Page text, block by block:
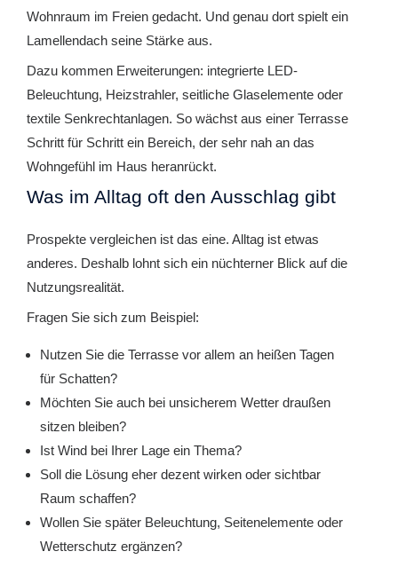
Wohnraum im Freien gedacht. Und genau dort spielt ein
Lamellendach seine Stärke aus.
Dazu kommen Erweiterungen: integrierte LED-
Beleuchtung, Heizstrahler, seitliche Glaselemente oder
textile Senkrechtanlagen. So wächst aus einer Terrasse
Schritt für Schritt ein Bereich, der sehr nah an das
Wohngefühl im Haus heranrückt.
Was im Alltag oft den Ausschlag gibt
Prospekte vergleichen ist das eine. Alltag ist etwas
anderes. Deshalb lohnt sich ein nüchterner Blick auf die
Nutzungsrealität.
Fragen Sie sich zum Beispiel:
Nutzen Sie die Terrasse vor allem an heißen Tagen
für Schatten?
Möchten Sie auch bei unsicherem Wetter draußen
sitzen bleiben?
Ist Wind bei Ihrer Lage ein Thema?
Soll die Lösung eher dezent wirken oder sichtbar
Raum schaffen?
Wollen Sie später Beleuchtung, Seitenelemente oder
Wetterschutz ergänzen?